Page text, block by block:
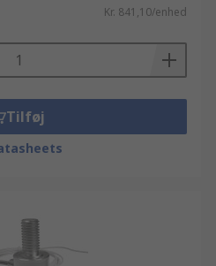
Kr. 841,10/enhed
Tilføj